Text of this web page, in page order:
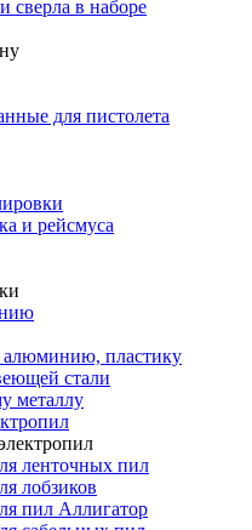
сверла в наборе
для пистолета
и рейсмуса
алюминию, пластику
стали
металлу
ленточных пил
лобзиков
пил Аллигатор